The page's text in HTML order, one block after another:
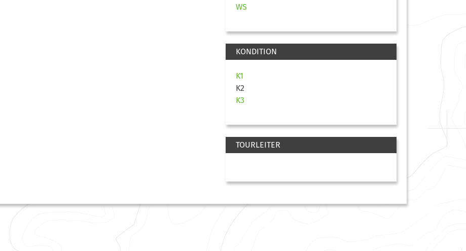
WS
KONDITION
K1
K2
K3
TOURLEITER